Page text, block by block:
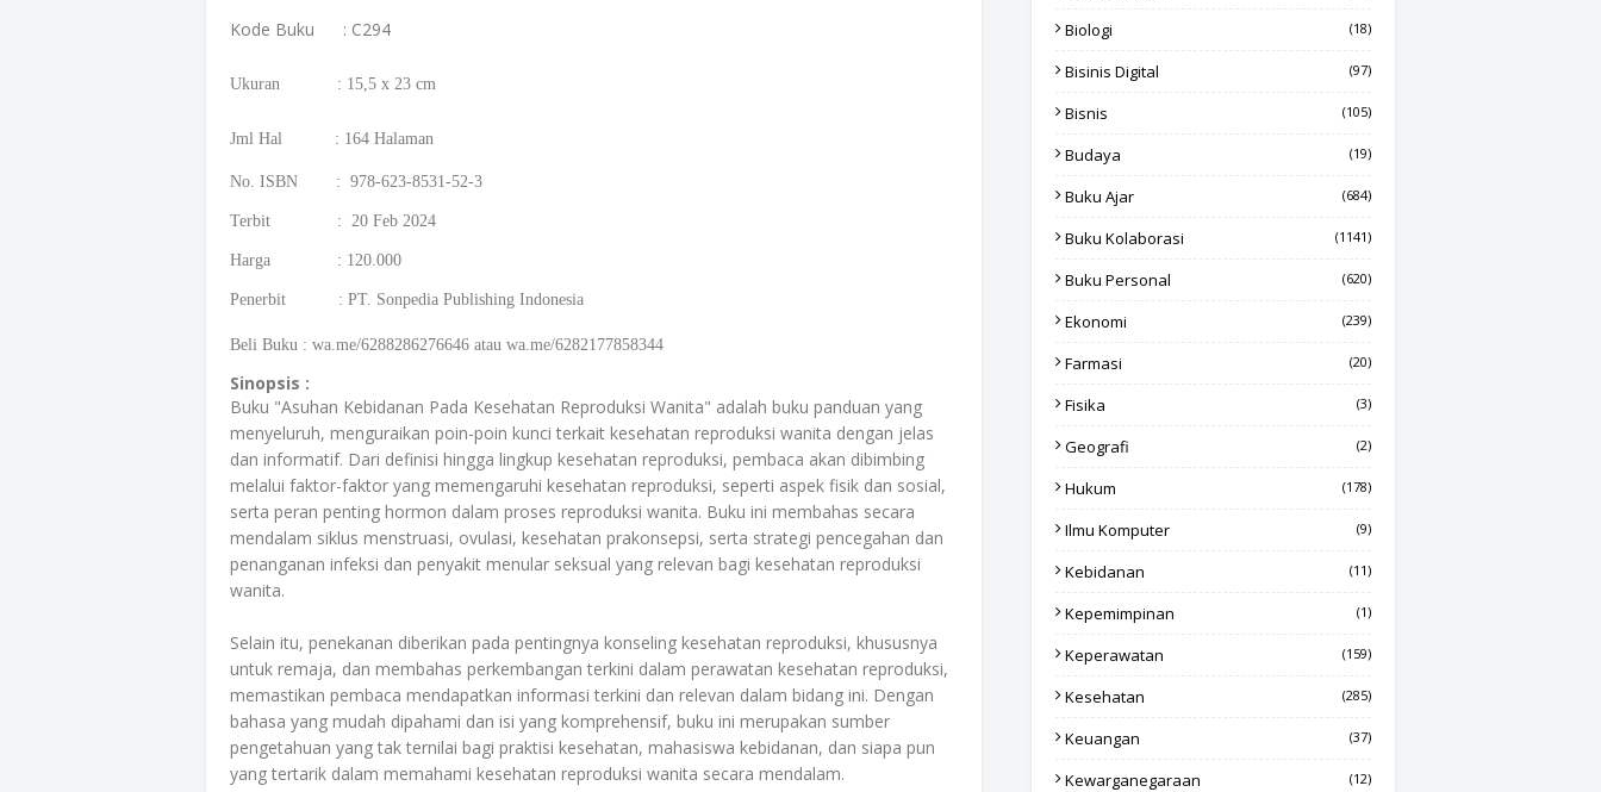
Kode Buku : C294
Ukuran : 15,5 x 23 cm
Jml Hal : 164 Halaman
No. ISBN : 978-623-8531-52-3
Terbit : 20 Feb 2024
Harga : 120.000
Penerbit : PT. Sonpedia Publishing Indonesia
Beli Buku : wa.me/6288286276646 atau wa.me/6282177858344
Sinopsis :
Buku "Asuhan Kebidanan Pada Kesehatan Reproduksi Wanita" adalah buku panduan yang
menyeluruh, menguraikan poin-poin kunci terkait kesehatan reproduksi wanita dengan jelas
dan informatif. Dari definisi hingga lingkup kesehatan reproduksi, pembaca akan dibimbing
melalui faktor-faktor yang memengaruhi kesehatan reproduksi, seperti aspek fisik dan sosial,
serta peran penting hormon dalam proses reproduksi wanita. Buku ini membahas secara
mendalam siklus menstruasi, ovulasi, kesehatan prakonsepsi, serta strategi pencegahan dan
penanganan infeksi dan penyakit menular seksual yang relevan bagi kesehatan reproduksi
wanita.
Selain itu, penekanan diberikan pada pentingnya konseling kesehatan reproduksi, khususnya
untuk remaja, dan membahas perkembangan terkini dalam perawatan kesehatan reproduksi,
memastikan pembaca mendapatkan informasi terkini dan relevan dalam bidang ini. Dengan
bahasa yang mudah dipahami dan isi yang komprehensif, buku ini merupakan sumber
pengetahuan yang tak ternilai bagi praktisi kesehatan, mahasiswa kebidanan, dan siapa pun
yang tertarik dalam memahami kesehatan reproduksi wanita secara mendalam.
Biologi (18)
Bisinis Digital (97)
Bisnis (105)
Budaya (19)
Buku Ajar (684)
Buku Kolaborasi (1141)
Buku Personal (620)
Ekonomi (239)
Farmasi (20)
Fisika (3)
Geografi (2)
Hukum (178)
Ilmu Komputer (9)
Kebidanan (11)
Kepemimpinan (1)
Keperawatan (159)
Kesehatan (285)
Keuangan (37)
Kewarganegaraan (12)